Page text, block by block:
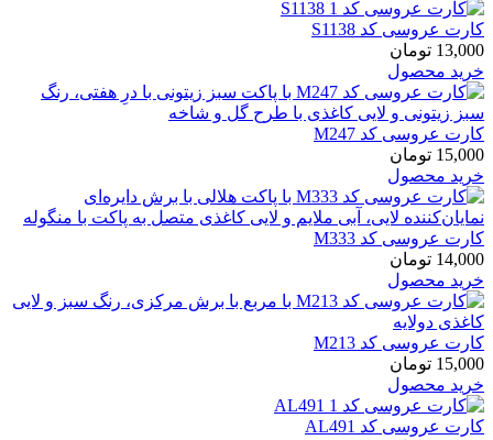
کارت عروسی کد S1138
13,000 تومان
خرید محصول
کارت عروسی کد M247
15,000 تومان
خرید محصول
کارت عروسی کد M333
14,000 تومان
خرید محصول
کارت عروسی کد M213
15,000 تومان
خرید محصول
کارت عروسی کد AL491